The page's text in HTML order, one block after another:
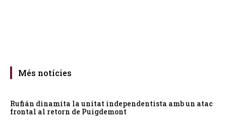
Més notícies
Rufián dinamita la unitat independentista amb un atac
frontal al retorn de Puigdemont